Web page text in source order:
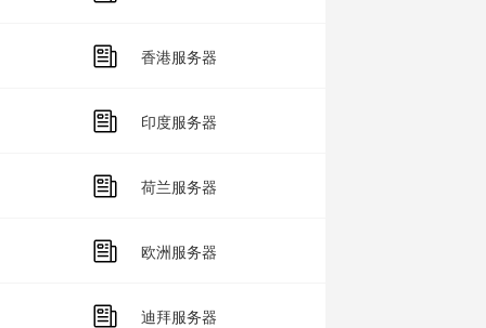
香港服务器
印度服务器
荷兰服务器
欧洲服务器
迪拜服务器